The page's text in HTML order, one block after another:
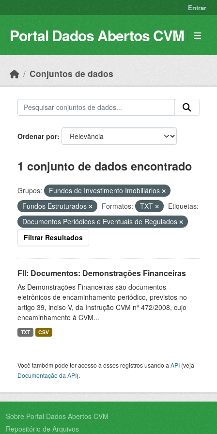
Entrar
Portal Dados Abertos CVM
Conjuntos de dados
Ordenar por
1 conjunto de dados encontrado
Grupos:
Fundos de Investimento Imobiliários
Fundos Estruturados
Formatos: TXT
Etiquetas:
Documentos Periódicos e Eventuais de Regulados
Filtrar Resultados
FII: Documentos: Demonstrações Financeiras
As Demonstrações Financeiras são documentos
eletrônicos de encaminhamento periódico, previstos no
artigo 39, inciso V, da Instrução CVM nº 472/2008, cujo
encaminhamento à CVM...
TXT CSV
Você também pode ter acesso a esses registros usando a API (veja
Documentação da API).
Sobre Portal Dados Abertos CVM
Repositório de Arquivos